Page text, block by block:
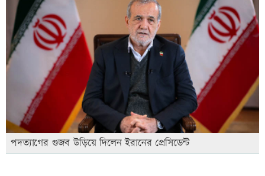
পদত্যাগের গুজব উড়িয়ে দিলেন ইরানের প্রেসিডেন্ট